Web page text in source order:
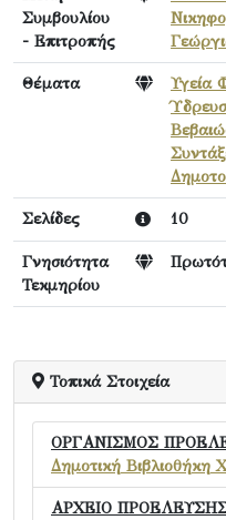
Συμβουλίου
- Επιτροπής
Θέματα Υγεία
Σελίδες 10
Γνησιότητα
Τεκμηρίου
Τοπικά Στοιχεία
ΟΡΓΑΝΙΣΜΟΣ
Δημοτική Βιβλιοθήκη
ΑΡΧΕΙΟ